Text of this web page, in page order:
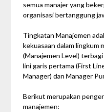
semua manajer yang
organisasi bertanggung
Tingkatan Manajemen
kekuasaan dalam lingkum
(Manajemen Level)
lini garis pertama (First
Manager) dan Manager
Berikut merupakan
manajemen: